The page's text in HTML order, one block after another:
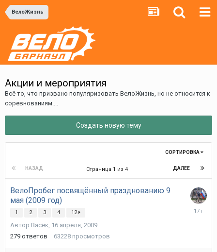
ВелоЖизнь
Акции и мероприятия
Всё то, что призвано популяризовать ВелоЖизнь, но не относится к
соревнованиям....
Создать новую тему
СОРТИРОВКА
НАЗАД ДАЛЕЕ
Страница 1 из 4
ВелоПробег посвящённый празднованию 9
мая (2009 год)
1 2 3 4 12
Автор Васёк, 16 апреля, 2009
279 ответов 63228 просмотров
15